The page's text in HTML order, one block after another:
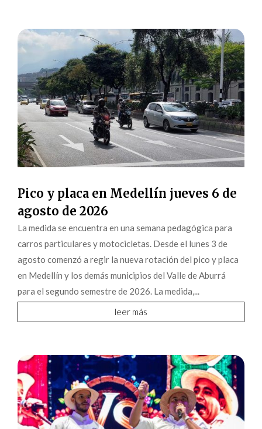
Pico y placa en Medellín jueves 6 de
agosto de 2026
La medida se encuentra en una semana pedagógica para
carros particulares y motocicletas. Desde el lunes 3 de
agosto comenzó a regir la nueva rotación del pico y placa
en Medellín y los demás municipios del Valle de Aburrá
para el segundo semestre de 2026. La medida,...
leer más